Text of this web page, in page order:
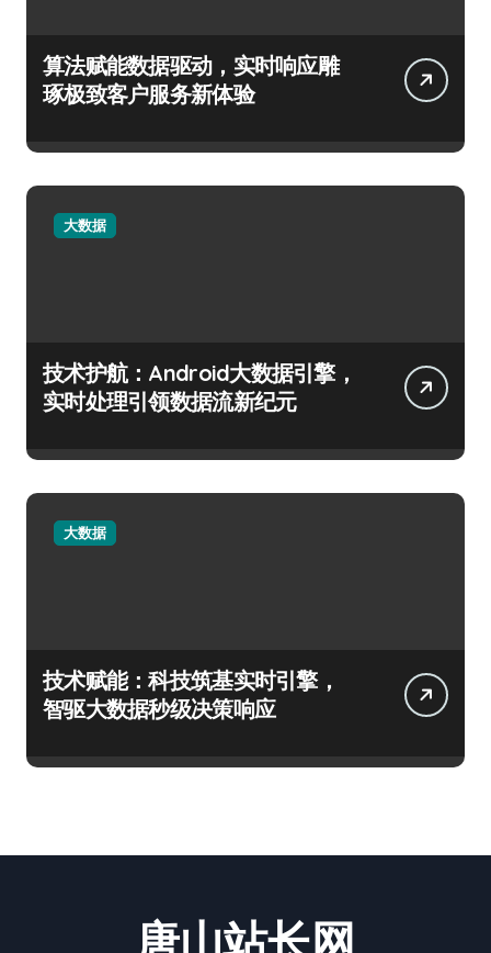
算法赋能数据驱动，实时响应雕
琢极致客户服务新体验
大数据
技术护航：Android大数据引擎，
实时处理引领数据流新纪元
大数据
技术赋能：科技筑基实时引擎，
智驱大数据秒级决策响应
唐山站长网